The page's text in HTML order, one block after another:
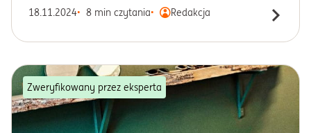
18.11.2024 8 min czytania Redakcja
Zweryfikowany przez eksperta